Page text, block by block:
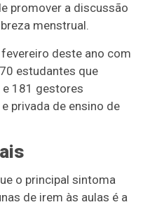
promover a discussão
menstrual.
deste ano com
estudantes que
181 gestores
privada de ensino de
o principal sintoma
de irem às aulas é a